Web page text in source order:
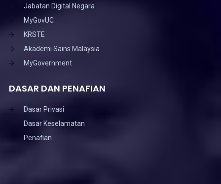
Jabatan Digital Negara
MyGovUC
KRSTE
Akademi Sains Malaysia
MyGovernment
DASAR DAN PENAFIAN
Dasar Privasi
Dasar Keselamatan
Penafian